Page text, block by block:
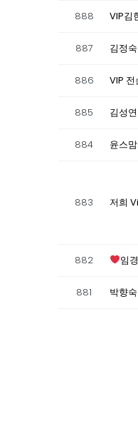
888 VIP김
887 김정
886 VIP
885 김성
884 윤스
883 저희
882 임
881 박향